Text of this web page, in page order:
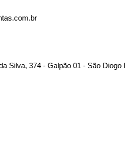
Silva, 374 - Galpão 01 - São Diogo I